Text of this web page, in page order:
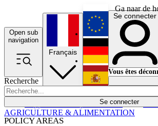
Ga naar de
Open sub
navigation
Recherche
Se connecter
POLICY AREAS
Économie
Français
English
Deutsch
Español
Se connecter
Vous êtes
AGRICULTURE & ALIMENTATION